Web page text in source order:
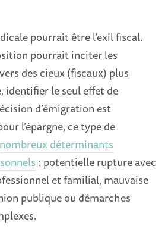
pourrait être l’exil fiscal.
pourrait inciter les
des cieux (fiscaux) plus
identifier le seul effet de
d’émigration est
l’épargne, ce type de
nombreux déterminants
: potentielle rupture avec
et familial, mauvaise
publique ou démarches